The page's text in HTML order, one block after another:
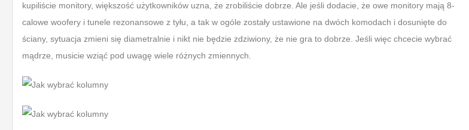
kupiliście monitory, większość użytkowników uzna, że zrobiliście dobrze. Ale jeśli dodacie, że owe monitory mają 8-
calowe woofery i tunele rezonansowe z tyłu, a tak w ogóle zostały ustawione na dwóch komodach i dosunięte do
ściany, sytuacja zmieni się diametralnie i nikt nie będzie zdziwiony, że nie gra to dobrze. Jeśli więc chcecie wybrać
mądrze, musicie wziąć pod uwagę wiele różnych zmiennych.